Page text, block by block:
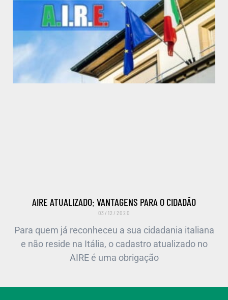
AIRE ATUALIZADO: VANTAGENS PARA O CIDADÃO
03/12/2020
Para quem já reconheceu a sua cidadania italiana
e não reside na Itália, o cadastro atualizado no
AIRE é uma obrigação